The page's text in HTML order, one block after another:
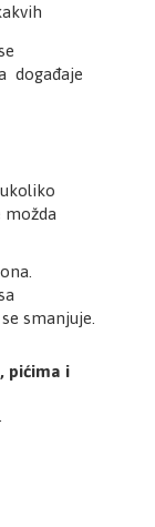
događaje
možda
smanjuje.
pićima i